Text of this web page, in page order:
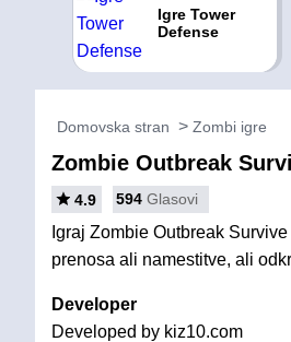
Igre Tower
Defense
Domovska stran Zombi igre
Zombie Outbreak
4.9 594 Glasovi
Igraj Zombie Outbreak
prenosa ali namestitve, ali
Developer
Developed by kiz10.com